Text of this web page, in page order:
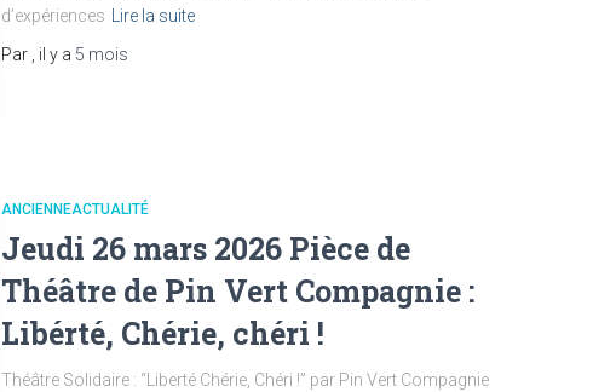
d’expériences
Lire la suite
Par
, il y a 5 mois
ANCIENNEACTUALITÉ
Jeudi 26 mars 2026 Pièce de
Théâtre de Pin Vert Compagnie :
Libérté, Chérie, chéri !
Théâtre Solidaire : “Liberté Chérie, Chéri !” par Pin Vert Compagnie